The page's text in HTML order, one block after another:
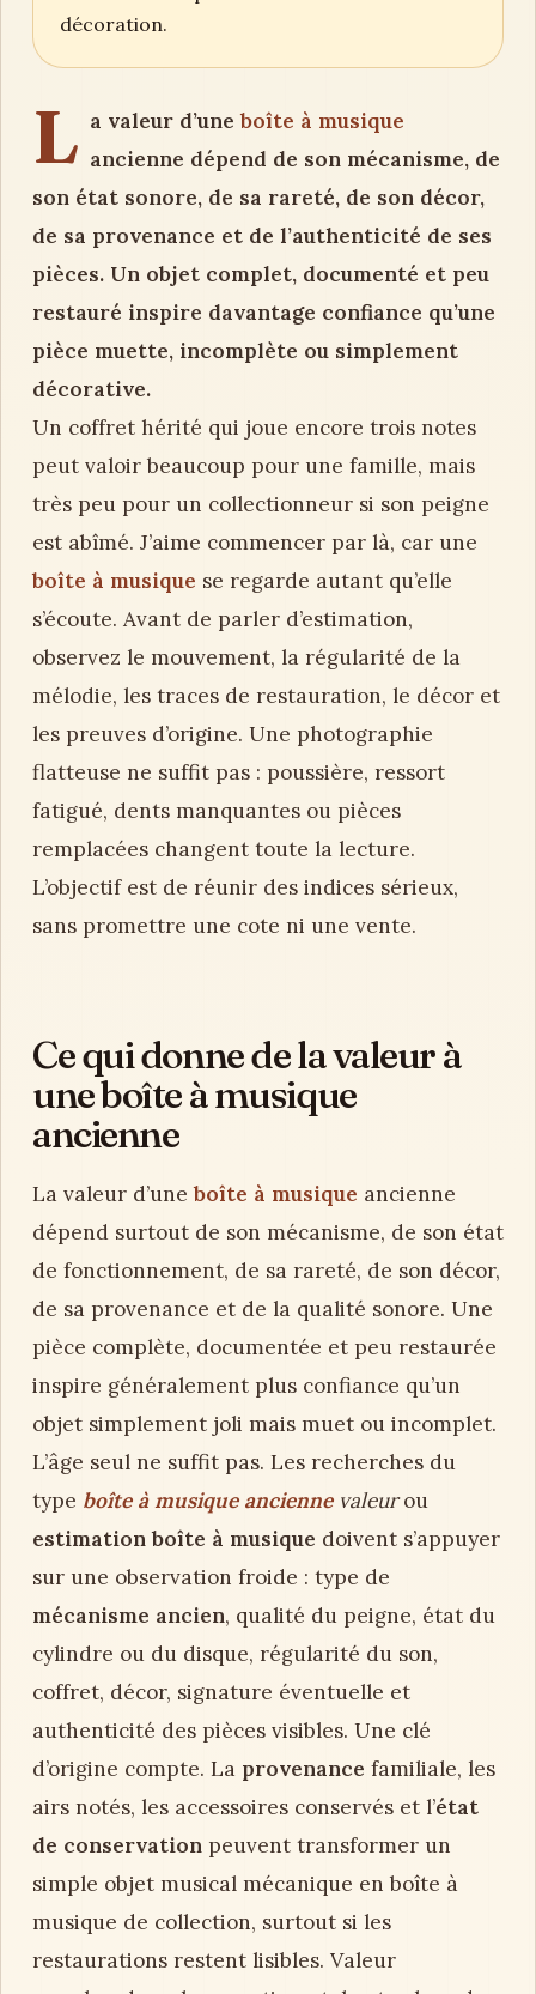
décoration.
L a valeur d’uneboîte à musique
ancienne dépend de son mécanisme, de
son état sonore, de sa rareté, de son décor,
de sa provenance et de l’authenticité de ses
pièces. Un objet complet, documenté et peu
restauré inspire davantage confiance qu’une
pièce muette, incomplète ou simplement
décorative.
Un coffret hérité qui joue encore trois notes
peut valoir beaucoup pour une famille, mais
très peu pour un collectionneur si son peigne
est abîmé. J’aime commencer par là, car une
boîte à musique se regarde autant qu’elle
s’écoute. Avant de parler d’estimation,
observez le mouvement, la régularité de la
mélodie, les traces de restauration, le décor et
les preuves d’origine. Une photographie
flatteuse ne suffit pas : poussière, ressort
fatigué, dents manquantes ou pièces
remplacées changent toute la lecture.
L’objectif est de réunir des indices sérieux,
sans promettre une cote ni une vente.
Ce qui donne de la valeur à
une boîte à musique
ancienne
La valeur d’uneboîte à musique ancienne
dépend surtout de son mécanisme, de son état
de fonctionnement, de sa rareté, de son décor,
de sa provenance et de la qualité sonore. Une
pièce complète, documentée et peu restaurée
inspire généralement plus confiance qu’un
objet simplement joli mais muet ou incomplet.
L’âge seul ne suffit pas. Les recherches du
type boîte à musique anciennevaleurou
estimation boîte à musique doivent s’appuyer
sur une observation froide : type de
mécanisme ancien, qualité du peigne, état du
cylindre ou du disque, régularité du son,
coffret, décor, signature éventuelle et
authenticité des pièces visibles. Une clé
d’origine compte. La provenance familiale, les
airs notés, les accessoires conservés et l’état
de conservation peuvent transformer un
simple objet musical mécanique en boîte à
musique de collection, surtout si les
restaurations restent lisibles. Valeur